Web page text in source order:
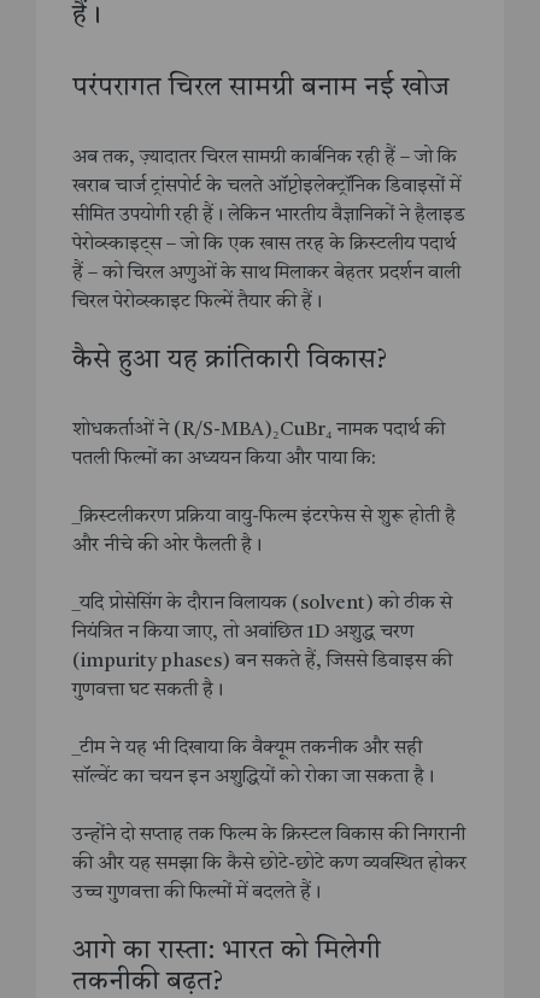
हैं।
परंपरागत चिरल सामग्री बनाम नई खोज
अब तक, ज़्यादातर चिरल सामग्री कार्बनिक रही हैं – जो कि
खराब चार्ज ट्रांसपोर्ट के चलते ऑप्टोइलेक्ट्रॉनिक डिवाइसों में
सीमित उपयोगी रही हैं। लेकिन भारतीय वैज्ञानिकों ने हैलाइड
पेरोव्स्काइट्स – जो कि एक खास तरह के क्रिस्टलीय पदार्थ
हैं – को चिरल अणुओं के साथ मिलाकर बेहतर प्रदर्शन वाली
चिरल पेरोव्स्काइट फिल्में तैयार की हैं।
कैसे हुआ यह क्रांतिकारी विकास?
शोधकर्ताओं ने (R/S-MBA)₂CuBr₄ नामक पदार्थ की
पतली फिल्मों का अध्ययन किया और पाया कि:
_क्रिस्टलीकरण प्रक्रिया वायु-फिल्म इंटरफेस से शुरू होती है
और नीचे की ओर फैलती है।
_यदि प्रोसेसिंग के दौरान विलायक (solvent) को ठीक से
नियंत्रित न किया जाए, तो अवांछित 1D अशुद्ध चरण
(impurity phases) बन सकते हैं, जिससे डिवाइस की
गुणवत्ता घट सकती है।
_टीम ने यह भी दिखाया कि वैक्यूम तकनीक और सही
सॉल्वेंट का चयन इन अशुद्धियों को रोका जा सकता है।
उन्होंने दो सप्ताह तक फिल्म के क्रिस्टल विकास की निगरानी
की और यह समझा कि कैसे छोटे-छोटे कण व्यवस्थित होकर
उच्च गुणवत्ता की फिल्मों में बदलते हैं।
आगे का रास्ता: भारत को मिलेगी
तकनीकी बढ़त?